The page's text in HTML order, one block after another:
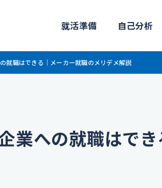
就活準備 自己分析
就職はできる｜メーカー就職のメリデメ解説
業への就職はで